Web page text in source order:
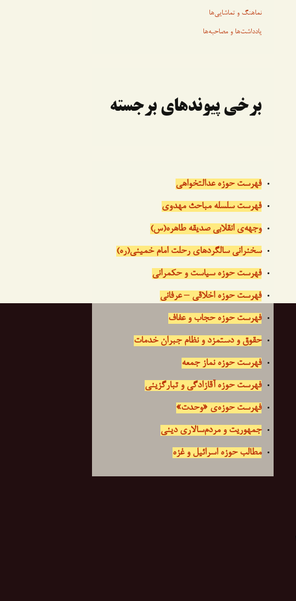
نماهنگ و تماشایی‌ها
یادداشت‌ها و مصاحبه‌ها
برخی پیوندهای برجسته
فهرست حوزه عدالتخواهی
فهرست سلسله مباحث مهدوی
وجهه‌ی انقلابی صدیقه طاهره(س)
سخنرانی سالگردهای رحلت امام خمینی(ره)
فهرست حوزه سیاست و حکمرانی
فهرست حوزه اخلاقی – عرفانی
فهرست حوزه حجاب و عفاف
حقوق و دستمزد و نظام جبران خدمات
فهرست حوزه نماز جمعه
فهرست حوزه آقازادگی و تبارگزینی
فهرست حوزه‌ی «وحدت»
جمهوریت و مردم‌سالاری دینی
مطالب حوزه اسرائیل و غزه